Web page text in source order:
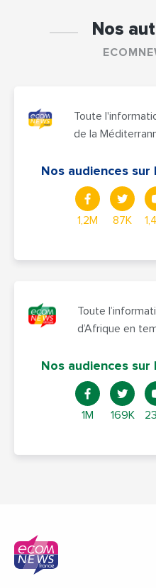
Nos
Toute
de la
Nos audiences sur
1,2M 87K
Toute
d’Afrique en
Nos audiences sur
1M 169K